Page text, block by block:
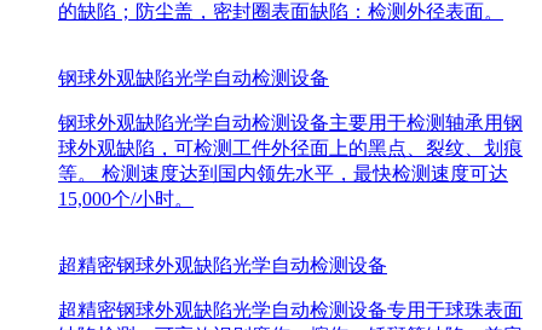
的缺陷；防尘盖，密封圈表面缺陷：检测外径表面。
钢球外观缺陷光学自动检测设备
钢球外观缺陷光学自动检测设备主要用于检测轴承用钢
球外观缺陷，可检测工件外径面上的黑点、裂纹、划痕
等。 检测速度达到国内领先水平，最快检测速度可达
15,000个/小时。
超精密钢球外观缺陷光学自动检测设备
超精密钢球外观缺陷光学自动检测设备专用于球珠表面